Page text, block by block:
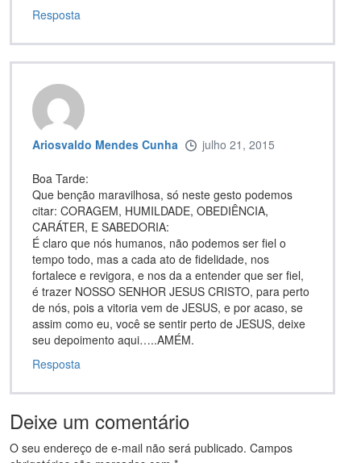
Resposta
Ariosvaldo Mendes Cunha julho 21, 2015
Boa Tarde:
Que benção maravilhosa, só neste gesto podemos
citar: CORAGEM, HUMILDADE, OBEDIÊNCIA,
CARÁTER, E SABEDORIA:
É claro que nós humanos, não podemos ser fiel o
tempo todo, mas a cada ato de fidelidade, nos
fortalece e revigora, e nos da a entender que ser fiel,
é trazer NOSSO SENHOR JESUS CRISTO, para perto
de nós, pois a vitoria vem de JESUS, e por acaso, se
assim como eu, você se sentir perto de JESUS, deixe
seu depoimento aqui…..AMÉM.
Resposta
Deixe um comentário
O seu endereço de e-mail não será publicado. Campos